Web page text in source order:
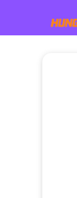
content